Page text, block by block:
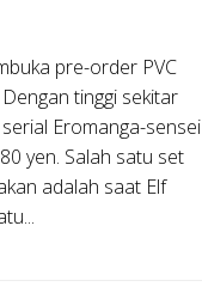
pre-order PVC
tinggi sekitar
Eromanga-sensei
yen. Salah satu set
adalah saat Elf